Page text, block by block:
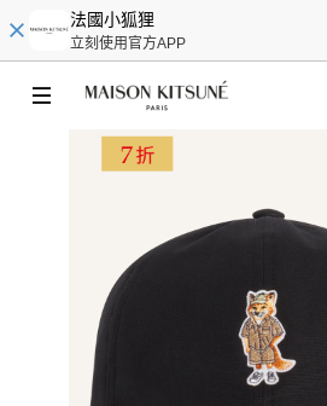
法國小狐狸
立刻使用官方APP